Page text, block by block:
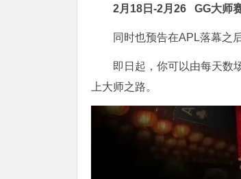
2月18日-2月26 GG大师
同时也预告在APL落幕之
即日起，你可以由每天数
上大师之路。